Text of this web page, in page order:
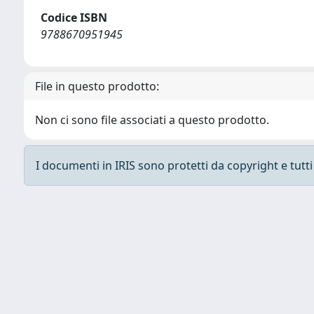
Codice ISBN
9788670951945
File in questo prodotto:
Non ci sono file associati a questo prodotto.
I documenti in IRIS sono protetti da copyright e